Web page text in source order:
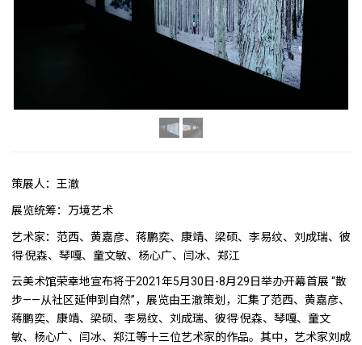
策展人：王澈
展览统筹：万境艺术
艺术家：范西、黄嘉彦、蒋鹏奕、康靖、梁硕、李易纹、刘成瑞、彼
得·倪森、琴嘎、童文敏、杨心广、闫冰、郑江
云美术馆荣幸地宣布将于2021年5月30日-8月29日举办开幕首展 “散
步——从社区延伸到自然”，展览由王澈策划，汇集了范西、黄嘉彦、
蒋鹏奕、康靖、梁硕、李易纹、刘成瑞、彼得·倪森、琴嘎、童文
敏、杨心广、闫冰、郑江等十三位艺术家的作品。其中，艺术家刘成